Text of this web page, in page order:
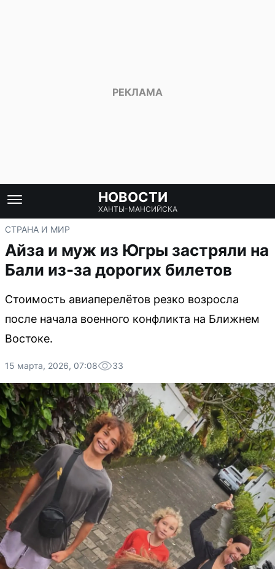
НОВОСТИ
ХАНТЫ-МАНСИЙСКА
СТРАНА И МИР
Айза и муж из Югры застряли на
Бали из-за дорогих билетов
Стоимость авиаперелётов резко возросла
после начала военного конфликта на Ближнем
Востоке.
15 марта, 2026, 07:08 33